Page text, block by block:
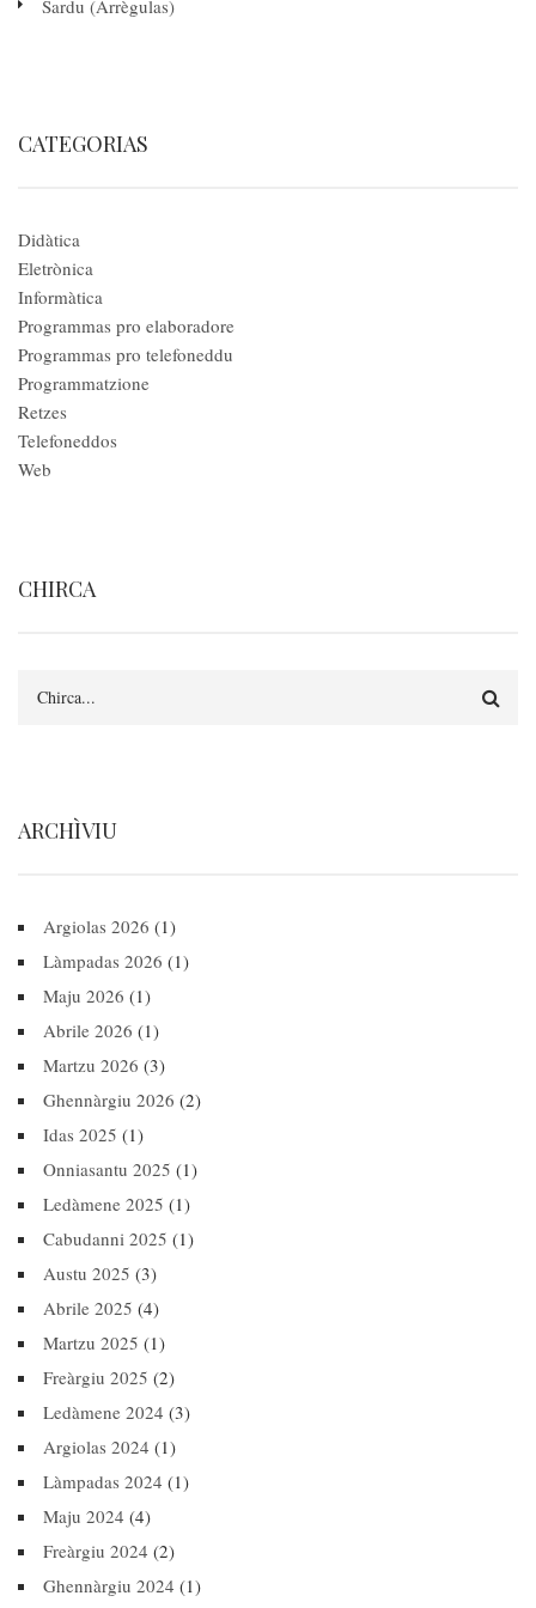
Sardu (Arrègulas)
CATEGORIAS
Didàtica
Eletrònica
Informàtica
Programmas pro elaboradore
Programmas pro telefoneddu
Programmatzione
Retzes
Telefoneddos
Web
CHIRCA
ARCHÌVIU
Argiolas 2026 (1)
Làmpadas 2026 (1)
Maju 2026 (1)
Abrile 2026 (1)
Martzu 2026 (3)
Ghennàrgiu 2026 (2)
Idas 2025 (1)
Onniasantu 2025 (1)
Ledàmene 2025 (1)
Cabudanni 2025 (1)
Austu 2025 (3)
Abrile 2025 (4)
Martzu 2025 (1)
Freàrgiu 2025 (2)
Ledàmene 2024 (3)
Argiolas 2024 (1)
Làmpadas 2024 (1)
Maju 2024 (4)
Freàrgiu 2024 (2)
Ghennàrgiu 2024 (1)